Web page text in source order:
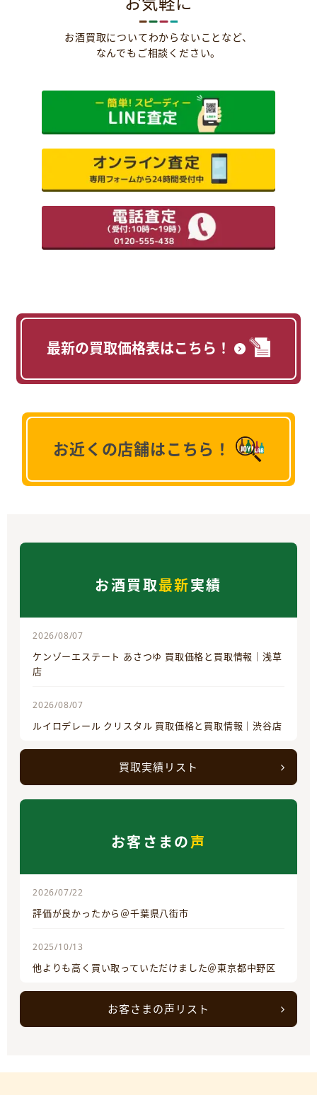
お酒買取についてわからないことなど、
なんでもご相談ください。
最新の買取価格表はこちら！
お近くの店舗はこちら！
お酒買取最新実績
2026/08/07
ケンゾーエステート あさつゆ 買取価格と買取情報｜浅草
店
2026/08/07
ルイロデレール クリスタル 買取価格と買取情報｜渋谷店
買取実績リスト
お客さまの声
2026/07/22
評価が良かったから＠千葉県八街市
2025/10/13
他よりも高く買い取っていただけました＠東京都中野区
お客さまの声リスト